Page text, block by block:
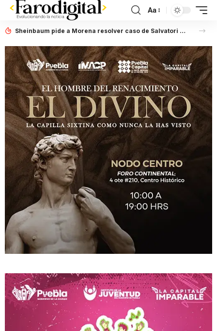
Aa
Sheinbaum pide a Morena resolver caso de Salvatori y Palomares